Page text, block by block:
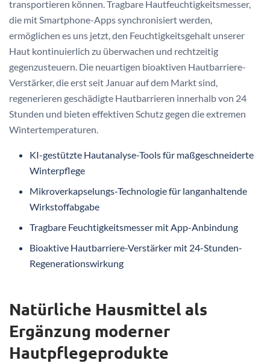
transportieren können. Tragbare Hautfeuchtigkeitsmesser,
die mit Smartphone-Apps synchronisiert werden,
ermöglichen es uns jetzt, den Feuchtigkeitsgehalt unserer
Haut kontinuierlich zu überwachen und rechtzeitig
gegenzusteuern. Die neuartigen bioaktiven Hautbarriere-
Verstärker, die erst seit Januar auf dem Markt sind,
regenerieren geschädigte Hautbarrieren innerhalb von 24
Stunden und bieten effektiven Schutz gegen die extremen
Wintertemperaturen.
KI-gestützte Hautanalyse-Tools für maßgeschneiderte
Winterpflege
Mikroverkapselungs-Technologie für langanhaltende
Wirkstoffabgabe
Tragbare Feuchtigkeitsmesser mit App-Anbindung
Bioaktive Hautbarriere-Verstärker mit 24-Stunden-
Regenerationswirkung
Natürliche Hausmittel als
Ergänzung moderner
Hautpflegeprodukte